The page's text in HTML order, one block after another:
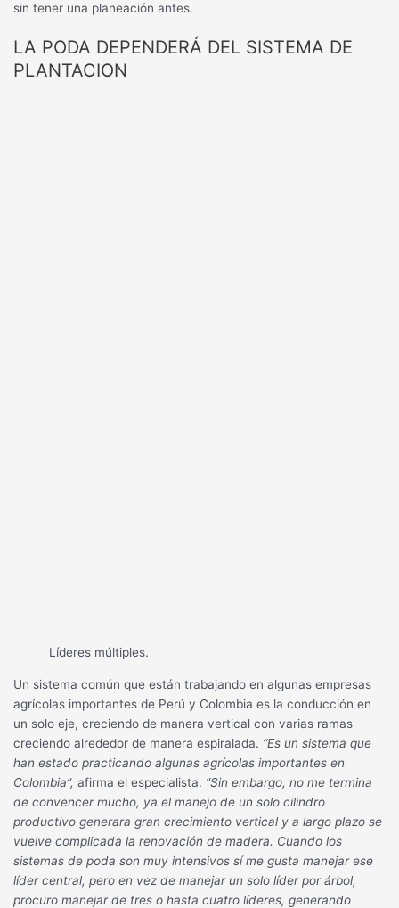
sin tener una planeación antes.
LA PODA DEPENDERÁ DEL SISTEMA DE
PLANTACION
Líderes múltiples.
Un sistema común que están trabajando en algunas empresas
agrícolas importantes de Perú y Colombia es la conducción en
un solo eje, creciendo de manera vertical con varias ramas
creciendo alrededor de manera espiralada. “Es un sistema que
han estado practicando algunas agrícolas importantes en
Colombia”, afirma el especialista. “Sin embargo, no me termina
de convencer mucho, ya el manejo de un solo cilindro
productivo generara gran crecimiento vertical y a largo plazo se
vuelve complicada la renovación de madera. Cuando los
sistemas de poda son muy intensivos sí me gusta manejar ese
líder central, pero en vez de manejar un solo líder por árbol,
procuro manejar de tres o hasta cuatro líderes, generando